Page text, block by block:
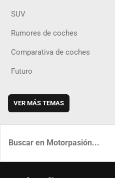
SUV
Rumores de coches
Comparativa de coches
Futuro
VER MÁS TEMAS